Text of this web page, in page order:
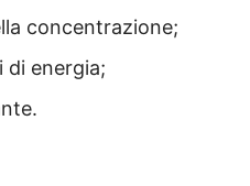
concentrazione;
di energia;